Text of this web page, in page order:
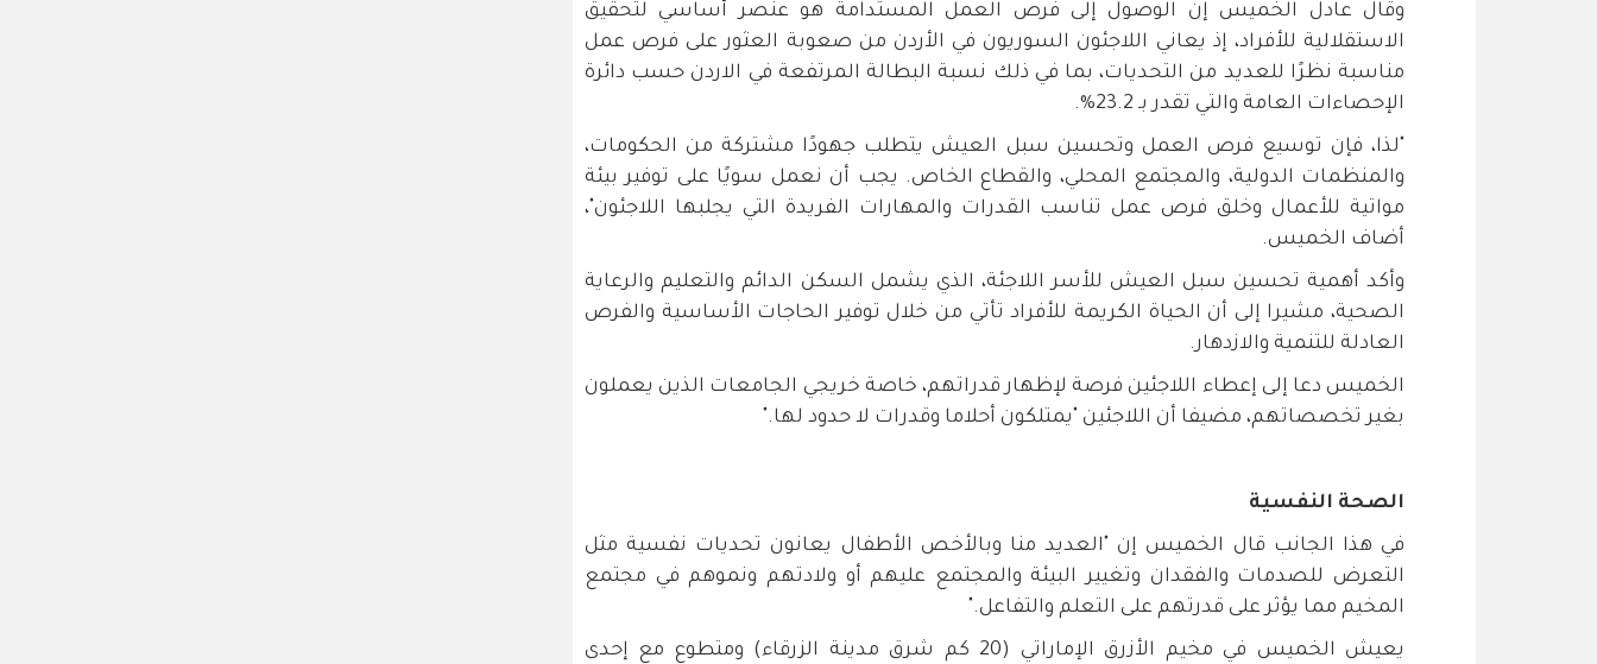
وقال عادل الخميس إن الوصول إلى فرص العمل المستدامة هو عنصر أساسي لتحقيق
الاستقلالية للأفراد، إذ يعاني اللاجئون السوريون في الأردن من صعوبة العثور على فرص عمل
مناسبة نظرًا للعديد من التحديات، بما في ذلك نسبة البطالة المرتفعة في الاردن حسب دائرة
الإحصاءات العامة والتي تقدر بـ 23.2%.
"لذا، فإن توسيع فرص العمل وتحسين سبل العيش يتطلب جهودًا مشتركة من الحكومات،
والمنظمات الدولية، والمجتمع المحلي، والقطاع الخاص. يجب أن نعمل سويًا على توفير بيئة
مواتية للأعمال وخلق فرص عمل تناسب القدرات والمهارات الفريدة التي يجلبها اللاجئون"،
أضاف الخميس.
وأكد أهمية تحسين سبل العيش للأسر اللاجئة، الذي يشمل السكن الدائم والتعليم والرعاية
الصحية، مشيرا إلى أن الحياة الكريمة للأفراد تأتي من خلال توفير الحاجات الأساسية والفرص
العادلة للتنمية والازدهار.
الخميس دعا إلى إعطاء اللاجئين فرصة لإظهار قدراتهم، خاصة خريجي الجامعات الذين يعملون
بغير تخصصاتهم، مضيفا أن اللاجئين "يمتلكون أحلاما وقدرات لا حدود لها."
الصحة النفسية
في هذا الجانب قال الخميس إن "العديد منا وبالأخص الأطفال يعانون تحديات نفسية مثل
التعرض للصدمات والفقدان وتغيير البيئة والمجتمع عليهم أو ولادتهم ونموهم في مجتمع
المخيم مما يؤثر على قدرتهم على التعلم والتفاعل."
يعيش الخميس في مخيم الأزرق الإماراتي (20 كم شرق مدينة الزرقاء) ومتطوع مع إحدى